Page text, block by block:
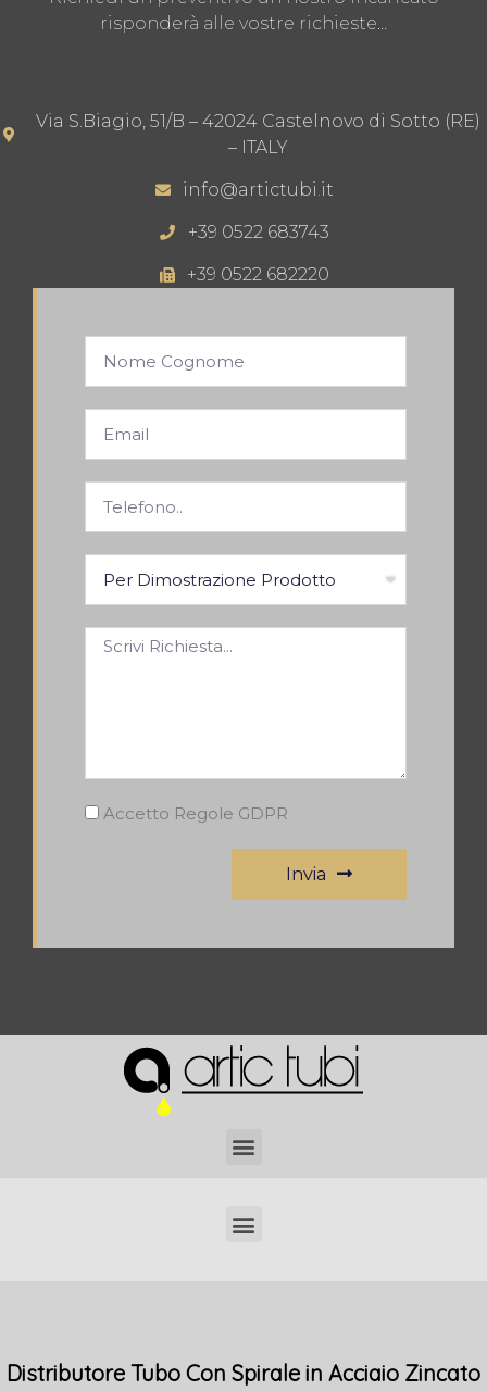
risponderà alle vostre richieste…
Via S.Biagio, 51/B – 42024 Castelnovo di Sotto (RE)
– ITALY
info@artictubi.it
+39 0522 683743
+39 0522 682220
Accetto Regole GDPR
Invia
Distributore Tubo Con Spirale in Acciaio Zincato